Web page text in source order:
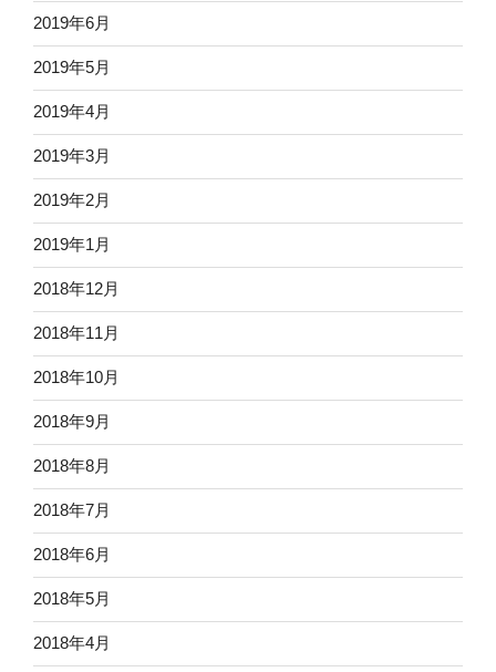
2019年6月
2019年5月
2019年4月
2019年3月
2019年2月
2019年1月
2018年12月
2018年11月
2018年10月
2018年9月
2018年8月
2018年7月
2018年6月
2018年5月
2018年4月